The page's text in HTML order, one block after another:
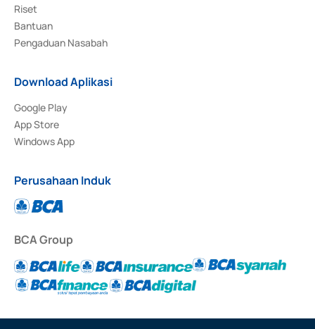
Riset
Bantuan
Pengaduan Nasabah
Download Aplikasi
Google Play
App Store
Windows App
Perusahaan Induk
BCA Group